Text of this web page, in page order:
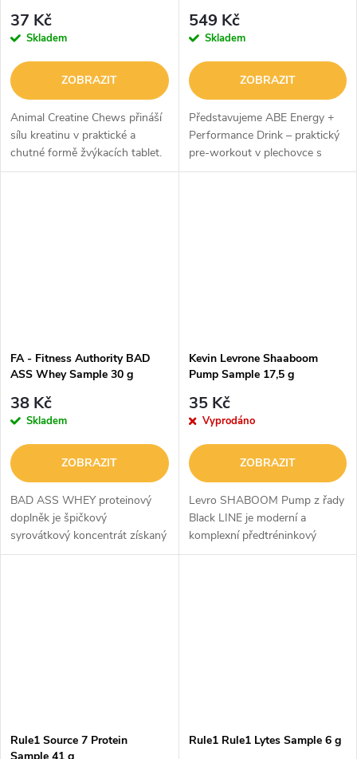
37 Kč
Skladem
ZOBRAZIT
Animal Creatine Chews přináší
sílu kreatinu v praktické a
chutné formě žvýkacích tablet.
Žádný shaker, žádná voda –
549 Kč
Skladem
ZOBRAZIT
Představujeme ABE Energy +
Performance Drink – praktický
pre-workout v plechovce s
nulovým obsahem cukru, který
FA - Fitness Authority BAD
ASS Whey Sample 30 g
38 Kč
Skladem
ZOBRAZIT
BAD ASS WHEY proteinový
doplněk je špičkový
syrovátkový koncentrát získaný
z nejkvalitnějších surovin.
Kevin Levrone Shaaboom
Pump Sample 17,5 g
35 Kč
Vyprodáno
ZOBRAZIT
Levro SHABOOM Pump z řady
Black LINE je moderní a
komplexní předtréninkový
přípravek navržený tak, aby
Rule1 Source 7 Protein
Rule1 Rule1 Lytes Sample 6 g